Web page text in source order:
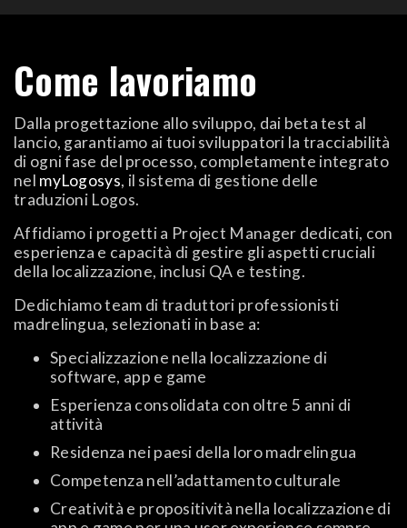
Come lavoriamo
Dalla progettazione allo sviluppo, dai beta test al
lancio, garantiamo ai tuoi sviluppatori la tracciabilità
di ogni fase del processo, completamente integrato
nel myLogosys, il sistema di gestione delle
traduzioni Logos.
Affidiamo i progetti a Project Manager dedicati, con
esperienza e capacità di gestire gli aspetti cruciali
della localizzazione, inclusi QA e testing.
Dedichiamo team di traduttori professionisti
madrelingua, selezionati in base a:
Specializzazione nella localizzazione di
software, app e game
Esperienza consolidata con oltre 5 anni di
attività
Residenza nei paesi della loro madrelingua
Competenza nell’adattamento culturale
Creatività e propositività nella localizzazione di